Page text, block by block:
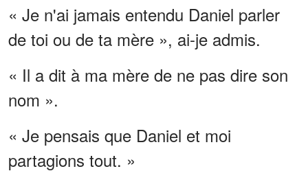
« Je n'ai jamais entendu Daniel parler
de toi ou de ta mère », ai-je admis.
« Il a dit à ma mère de ne pas dire son
nom ».
« Je pensais que Daniel et moi
partagions tout. »